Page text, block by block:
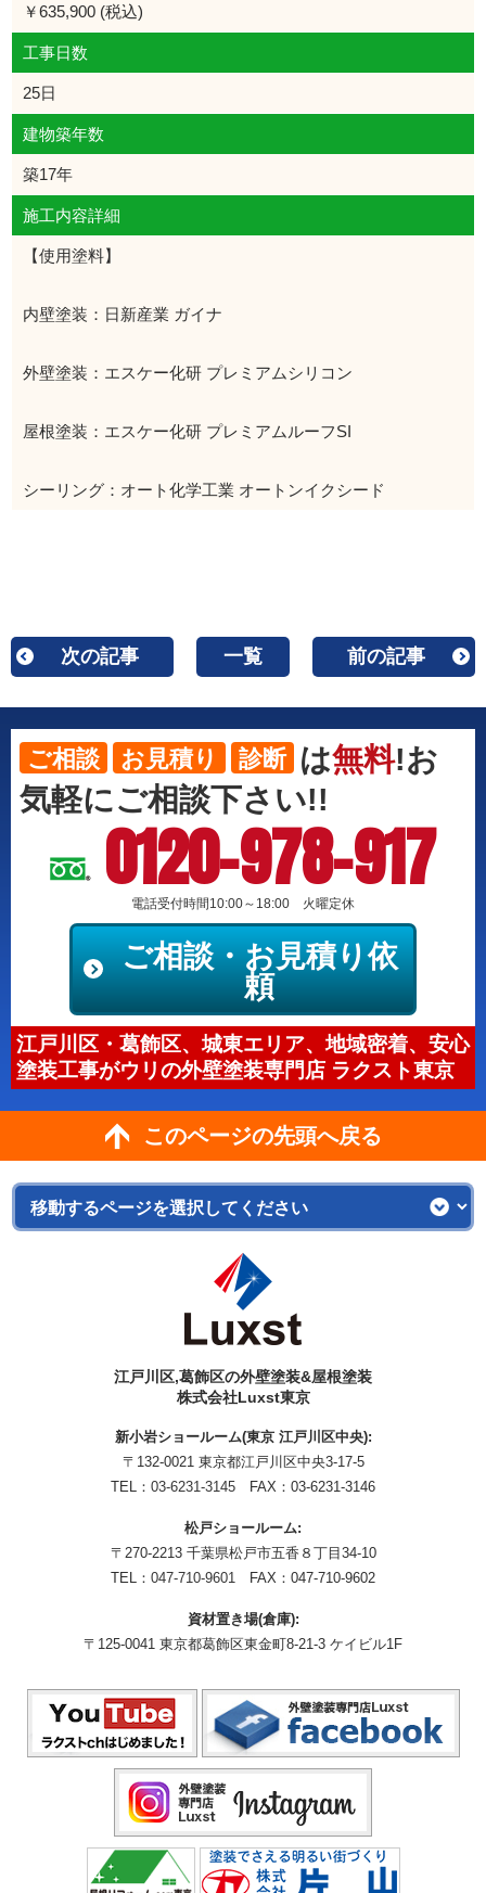
￥635,900 (税込)
工事日数
25日
建物築年数
築17年
施工内容詳細
【使用塗料】
内壁塗装：日新産業 ガイナ
外壁塗装：エスケー化研 プレミアムシリコン
屋根塗装：エスケー化研 プレミアムルーフSI
シーリング：オート化学工業 オートンイクシード
次の記事 一覧 前の記事
ご相談 お見積り 診断 は無料!お
気軽にご相談下さい!!
0120-978-917
電話受付時間10:00～18:00 火曜定休
ご相談・お見積り依
頼
江戸川区・葛飾区、城東エリア、地域密着、安心
塗装工事がウリの外壁塗装専門店 ラクスト東京
このページの先頭へ戻る
江戸川区,葛飾区の外壁塗装&屋根塗装
株式会社Luxst東京
新小岩ショールーム(東京 江戸川区中央):
〒132-0021 東京都江戸川区中央3-17-5
TEL： 03-6231-3145 FAX：03-6231-3146
松戸ショールーム:
〒270-2213 千葉県松戸市五香８丁目34-10
TEL： 047-710-9601 FAX：047-710-9602
資材置き場(倉庫):
〒125-0041 東京都葛飾区東金町8-21-3 ケイビル1F